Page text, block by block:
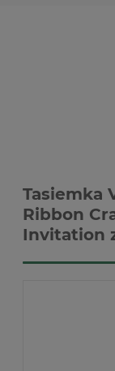
Tasiemka
Ribbon
Invitation